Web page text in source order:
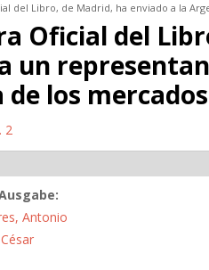
del Libro, de Madrid, ha enviado a la
Oficial del
un
de los mercados
2
Antonio